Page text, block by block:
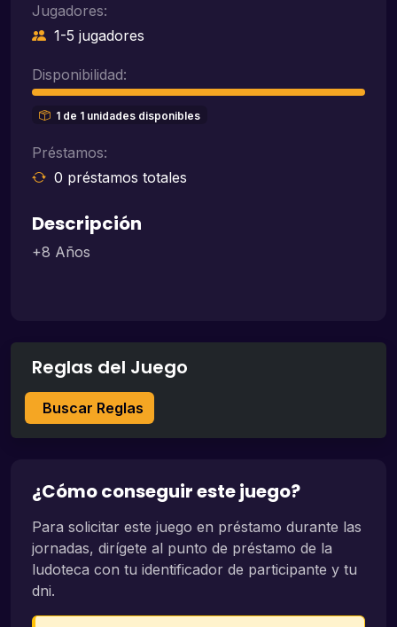
Jugadores:
1-5 jugadores
Disponibilidad:
1 de 1 unidades disponibles
Préstamos:
0 préstamos totales
Descripción
+8 Años
Reglas del Juego
Buscar Reglas
¿Cómo conseguir este juego?
Para solicitar este juego en préstamo durante las
jornadas, dirígete al punto de préstamo de la
ludoteca con tu identificador de participante y tu
dni.